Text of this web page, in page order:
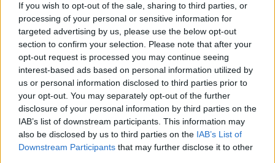
If you wish to opt-out of the sale, sharing to third parties, or
processing of your personal or sensitive information for
targeted advertising by us, please use the below opt-out
section to confirm your selection. Please note that after your
opt-out request is processed you may continue seeing
interest-based ads based on personal information utilized by
us or personal information disclosed to third parties prior to
your opt-out. You may separately opt-out of the further
disclosure of your personal information by third parties on the
IAB’s list of downstream participants. This information may
also be disclosed by us to third parties on the IAB’s List of
Downstream Participants that may further disclose it to other
Golf Mk2 16v Turbo 137 svar
Senaste inlägget av16vt4m för 20 timmar sedaniProjekt
Vw 1956 oval prosjekt 11 svar
Senaste inlägget av jarleb för 22 timmar sedan Projekt
Volvo 245 ?Turbo? 40 svar
Senaste inlägget av Marurb1 onsdag 23:42 iProjekt
Renovering av en Honda Civic Aerodeck
VTi
181 svar
Senaste inlägget avXebers76 onsdag 20:48iProjekt